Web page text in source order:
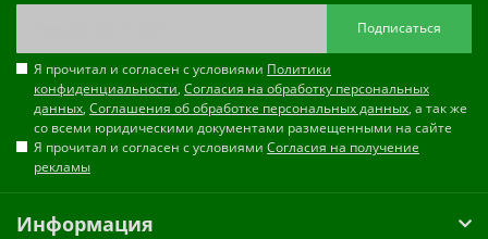
Подписаться
Я прочитал и согласен с условиями Политики
конфиденциальности, Согласия на обработку персональных
данных, Соглашения об обработке персональных данных, а так же
со всеми юридическими документами размещенными на сайте
Я прочитал и согласен с условиями Согласия на получение
рекламы
Информация